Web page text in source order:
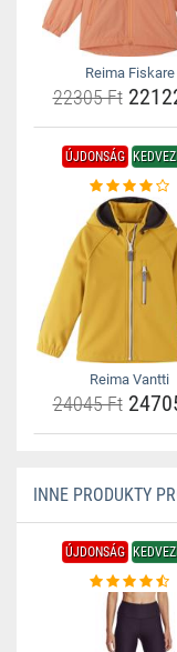
Reima Fiskare
22305 Ft
ÚJDONSÁG
Reima Vantti
24045 Ft
INNE PRODUKTY
ÚJDONSÁG